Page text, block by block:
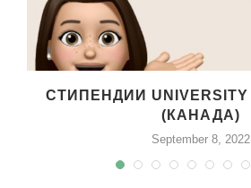
СТИПЕНДИИ UNIVERSITY
(КАНАДА)
September 8, 2022